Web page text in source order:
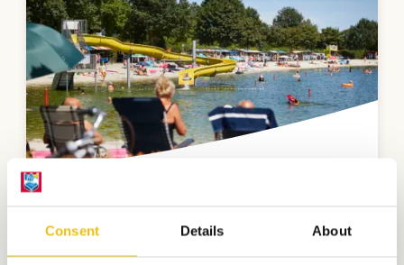
Consent Details About
Schwimmen in natürlichen Gewässern,